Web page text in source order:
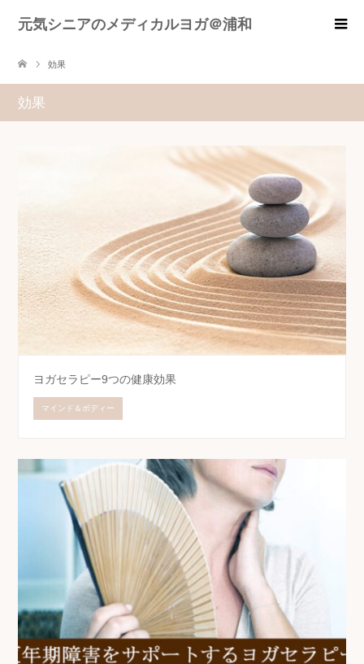
元気シニアのメディカルヨガ＠浦和
効果
効果
ヨガセラピー9つの健康効果
マインド＆ボディー